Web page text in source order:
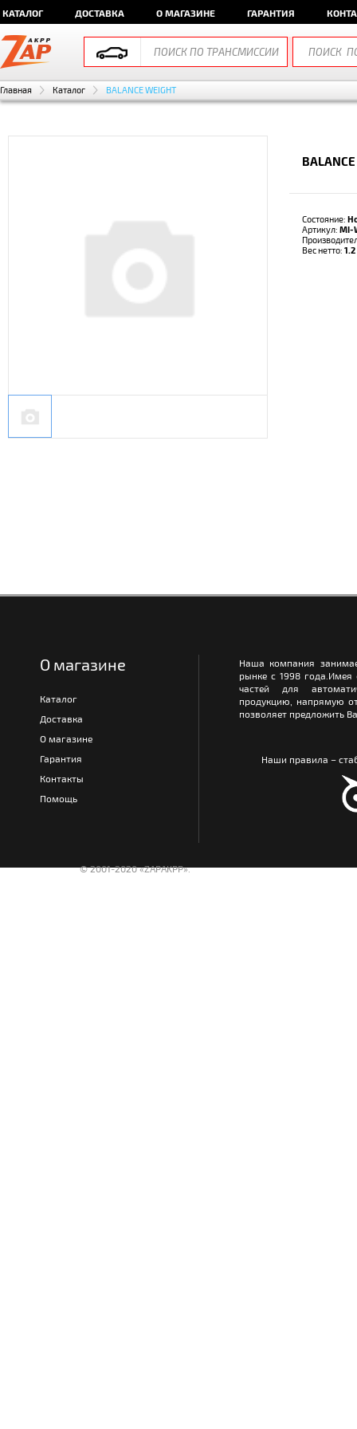
КАТАЛОГ ДОСТАВКА О МАГАЗИНЕ ГАРАНТИЯ
Главная Каталог BALANCE WEIGHT
Состояние:
Артикул: MI-
Вес нетто: 1.2
О магазине
Каталог
Доставка
О магазине
Гарантия
Контакты
Помощь
Наша компания
рынке с 1998
частей для
продукцию, напрямую
позволяет предложить
Наши правила –
© 2001-2020 «ZAPAKPP».